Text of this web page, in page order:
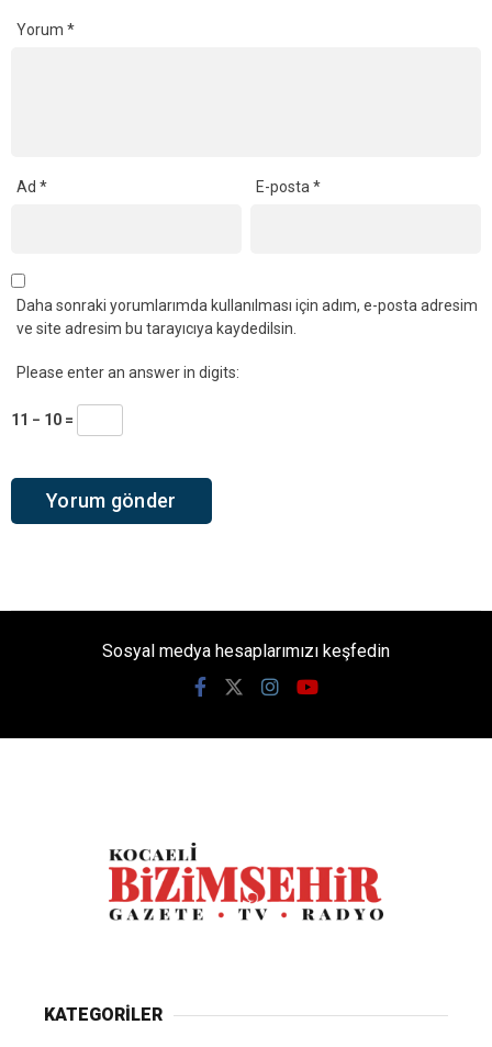
Yorum *
Ad * E-posta*
Daha sonraki yorumlarımda kullanılması için adım, e-posta adresim
ve site adresim bu tarayıcıya kaydedilsin.
Please enter an answer in digits:
11 − 10 =
Sosyal medya hesaplarımızı keşfedin
KATEGORİLER